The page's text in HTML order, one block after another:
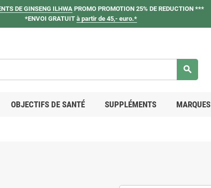
DE GINSENG ILHWAPROMO PROMOTION 25% DE REDUCTION ***
*ENVOI GRATUIT à partir de 45,- euro.*
search
OBJECTIFS DE SANTÉ SUPPLÉMENTS MARQUES